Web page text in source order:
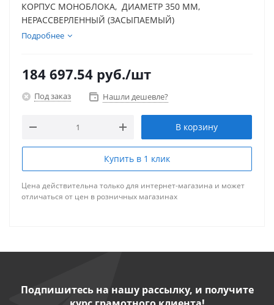
КОРПУС МОНОБЛОКА, ДИАМЕТР 350 ММ,
НЕРАССВЕРЛЕННЫЙ (ЗАСЫПАЕМЫЙ)
Подробнее
184 697.54 руб./шт
Под заказ Нашли дешевле?
В корзину
Купить в 1 клик
Цена действительна только для интернет-магазина и может
отличаться от цен в розничных магазинах
Подпишитесь на нашу рассылку, и получите